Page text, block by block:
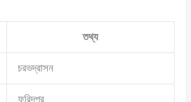
তথ্য
চরভদ্রাসন
ফরিদপুর